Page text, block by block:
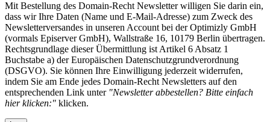
Mit Bestellung des Domain-Recht Newsletter willigen Sie darin ein,
dass wir Ihre Daten (Name und E-Mail-Adresse) zum Zweck des
Newsletterversandes in unseren Account bei der Optimizly GmbH
(vormals Episerver GmbH), Wallstraße 16, 10179 Berlin übertragen.
Rechtsgrundlage dieser Übermittlung ist Artikel 6 Absatz 1
Buchstabe a) der Europäischen Datenschutzgrundverordnung
(DSGVO). Sie können Ihre Einwilligung jederzeit widerrufen,
indem Sie am Ende jedes Domain-Recht Newsletters auf den
entsprechenden Link unter "Newsletter abbestellen? Bitte einfach
hier klicken:" klicken.